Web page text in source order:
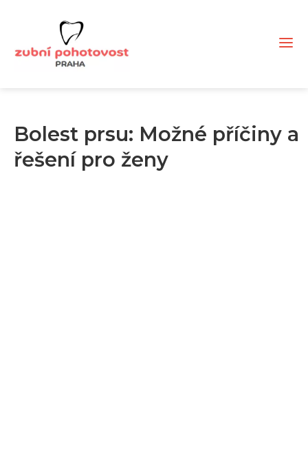
Bolest prsu: Možné příčiny a
řešení pro ženy